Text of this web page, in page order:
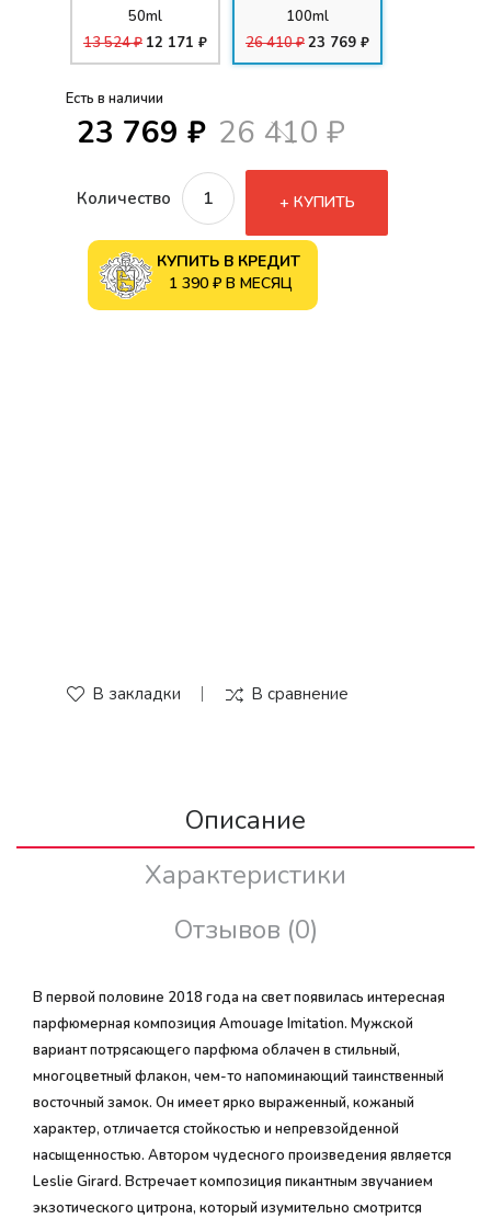
50ml
13 524 ₽ 12 171 ₽
100ml
26 410 ₽23 769 ₽
Есть в наличии
23 769 ₽ 26 410 ₽
Количество КУПИТЬ
КУПИТЬ В КРЕДИТ
1 390 ₽ В МЕСЯЦ
В закладки В сравнение
Описание
Характеристики
Отзывов (0)
В первой половине 2018 года на свет появилась интересная
парфюмерная композиция Amouage Imitation. Мужской
вариант потрясающего парфюма облачен в стильный,
многоцветный флакон, чем-то напоминающий таинственный
восточный замок. Он имеет ярко выраженный, кожаный
характер, отличается стойкостью и непревзойденной
насыщенностью. Автором чудесного произведения является
Leslie Girard. Встречает композиция пикантным звучанием
экзотического цитрона, который изумительно смотрится